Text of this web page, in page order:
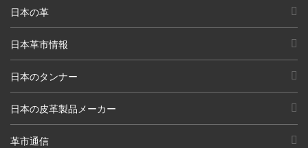
日本の革
日本革市情報
日本のタンナー
日本の皮革製品メーカー
革市通信